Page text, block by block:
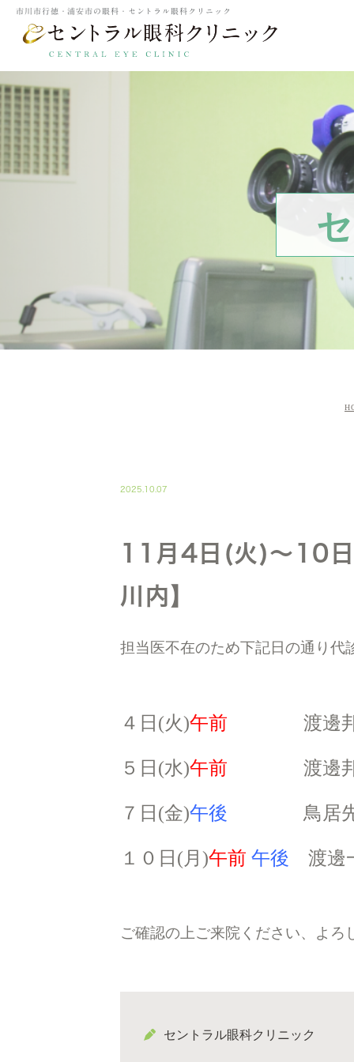
市川市行徳・浦安市の眼科・セントラル眼科クリニック
2025.10.07
11月4日(火)～10日
川内】
担当医不在のため下記日の通り代
４日(火)午前 渡邊邦
５日(水)午前 渡邊邦
７日(金)午後 鳥居
１０日(月)午前 午後 渡邊
ご確認の上ご来院ください、 よろ
セントラル眼科クリニック